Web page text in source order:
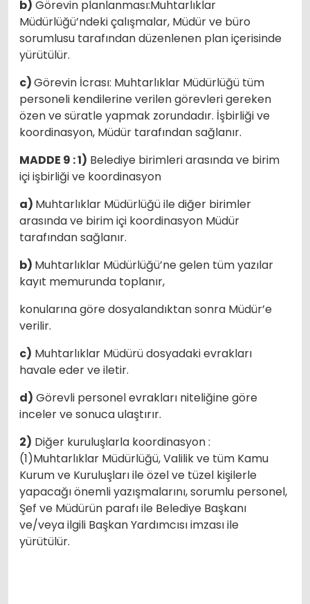
b) Görevin planlanması:Muhtarlıklar
Müdürlüğü’ndeki çalışmalar, Müdür ve büro
sorumlusu tarafından düzenlenen plan içerisinde
yürütülür.
c)Görevin İcrası: Muhtarlıklar Müdürlüğü tüm
personeli kendilerine verilen görevleri gereken
özen ve süratle yapmak zorundadır. İşbirliği ve
koordinasyon, Müdür tarafından sağlanır.
MADDE 9 : 1) Belediye birimleri arasında ve birim
içi işbirliği ve koordinasyon
a) Muhtarlıklar Müdürlüğü ile diğer birimler
arasında ve birim içi koordinasyon Müdür
tarafından sağlanır.
b) Muhtarlıklar Müdürlüğü’ne gelen tüm yazılar
kayıt memurunda toplanır,
konularına göre dosyalandıktan sonra Müdür’e
verilir.
c) Muhtarlıklar Müdürü dosyadaki evrakları
havale eder ve iletir.
d) Görevli personel evrakları niteliğine göre
inceler ve sonuca ulaştırır.
2) Diğer kuruluşlarla koordinasyon :
(1)Muhtarlıklar Müdürlüğü, Valilik ve tüm Kamu
Kurum ve Kuruluşları ile özel ve tüzel kişilerle
yapacağı önemli yazışmalarını, sorumlu personel,
Şef ve Müdürün parafı ile Belediye Başkanı
ve/veya ilgili Başkan Yardımcısı imzası ile
yürütülür.